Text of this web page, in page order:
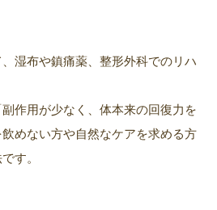
湿布や鎮痛薬、整形外科でのリハ
作用が少なく、体本来の回復力を
めない方や自然なケアを求める方
す。